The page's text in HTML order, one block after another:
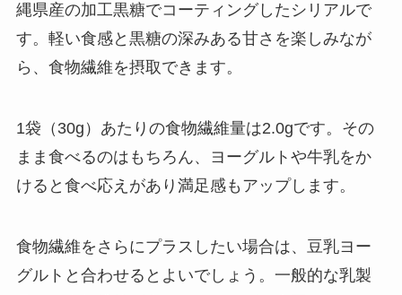
縄県産の加工黒糖でコーティングしたシリアルで
す。軽い食感と黒糖の深みある甘さを楽しみなが
ら、食物繊維を摂取できます。
1袋（30g）あたりの食物繊維量は2.0gです。その
まま食べるのはもちろん、ヨーグルトや牛乳をか
けると食べ応えがあり満足感もアップします。
食物繊維をさらにプラスしたい場合は、豆乳ヨー
グルトと合わせるとよいでしょう。一般的な乳製